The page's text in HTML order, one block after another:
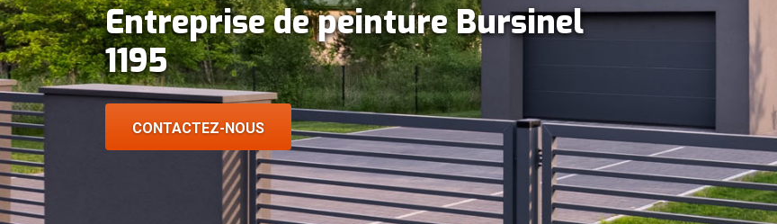
Entreprise de peinture Bursinel
1195
CONTACTEZ-NOUS